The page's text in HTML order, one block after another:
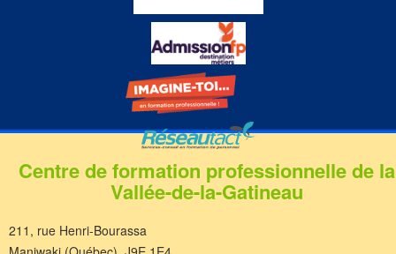
Centre de formation professionnelle de la
Vallée-de-la-Gatineau
211, rue Henri-Bourassa